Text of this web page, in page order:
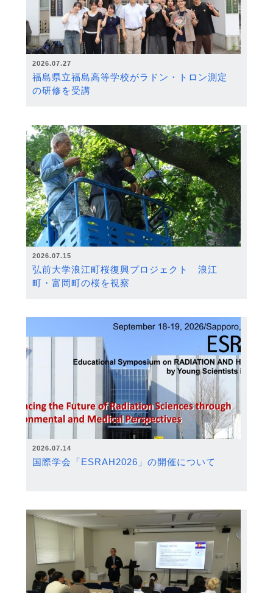
2026.07.27
福島県立福島高等学校がラドン・トロン測定
の研修を受講
2026.07.15
弘前大学浪江町桜復興プロジェクト 浪江
町・富岡町の桜を視察
2026.07.14
国際学会「ESRAH2026」の開催について